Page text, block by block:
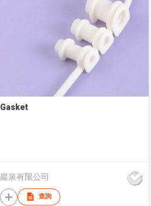
Gasket
巖泉有限公司
查詢